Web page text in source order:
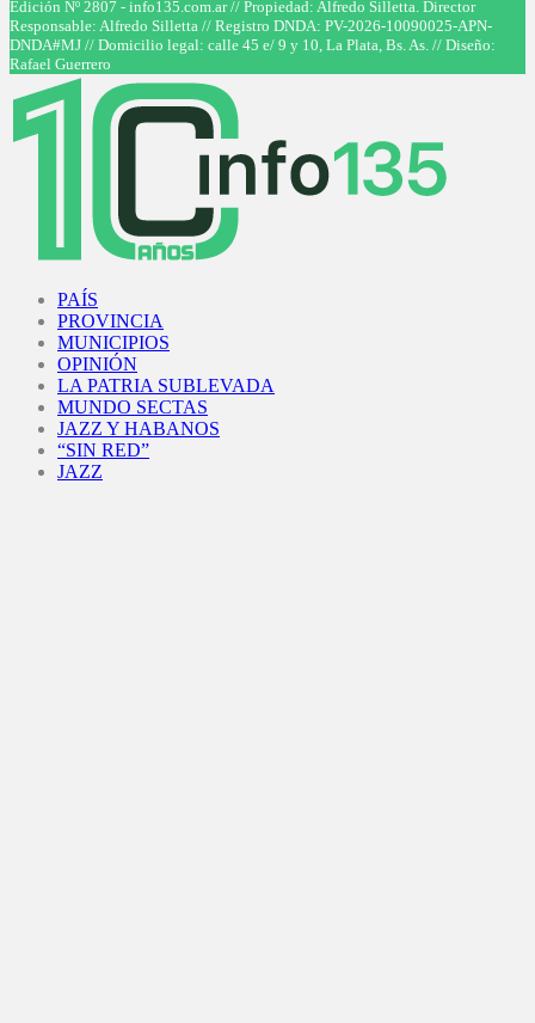
Facebook
Twitter
Instagram
Youtube
Edición Nº 2807 - info135.com.ar // Propiedad: Alfredo Silletta. Director
Responsable: Alfredo Silletta // Registro DNDA: PV-2026-10090025-APN-
DNDA#MJ // Domicilio legal: calle 45 e/ 9 y 10, La Plata, Bs. As. // Diseño:
Rafael Guerrero
PAÍS
PROVINCIA
MUNICIPIOS
OPINIÓN
LA PATRIA SUBLEVADA
MUNDO SECTAS
JAZZ Y HABANOS
“SIN RED”
JAZZ